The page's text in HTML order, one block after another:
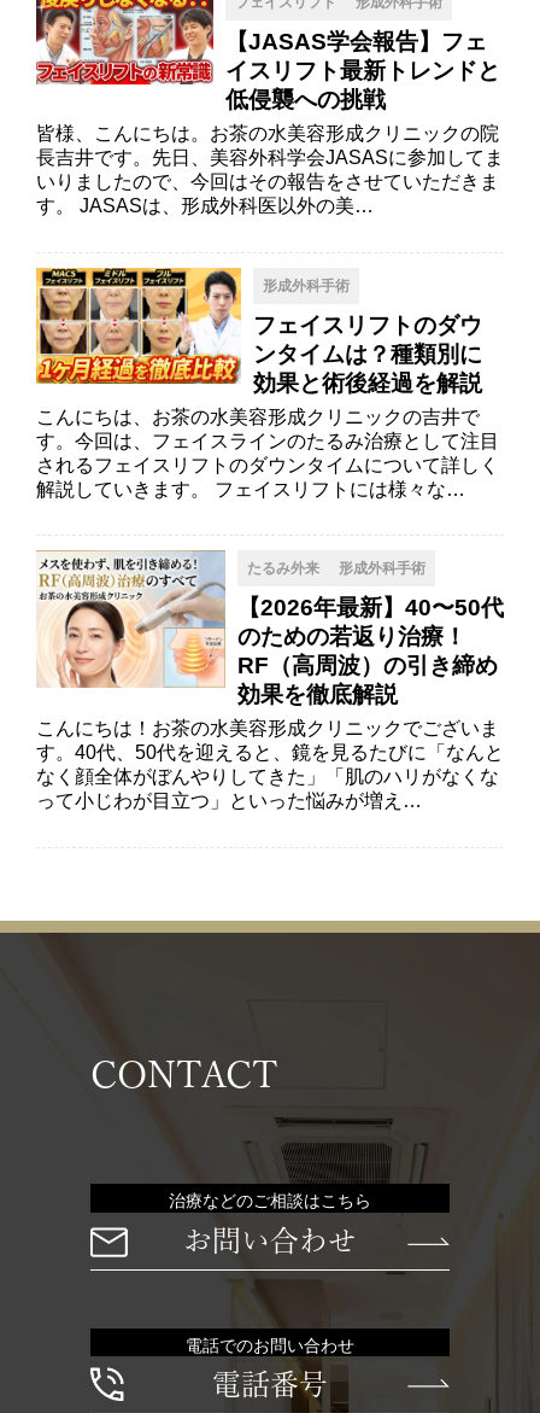
【JASAS学会報告】フェ
イスリフト最新トレンドと
低侵襲への挑戦
皆様、こんにちは。お茶の水美容形成クリニックの院
長吉井です。先日、美容外科学会JASASに参加してま
いりましたので、今回はその報告をさせていただきま
す。 JASASは、形成外科医以外の美…
形成外科手術
フェイスリフトのダウ
ンタイムは？種類別に
効果と術後経過を解説
こんにちは、お茶の水美容形成クリニックの吉井で
す。今回は、フェイスラインのたるみ治療として注目
されるフェイスリフトのダウンタイムについて詳しく
解説していきます。 フェイスリフトには様々な…
たるみ外来 形成外科手術
【2026年最新】40〜50代
のための若返り治療！
RF（高周波）の引き締め
効果を徹底解説
こんにちは！お茶の水美容形成クリニックでございま
す。40代、50代を迎えると、鏡を見るたびに「なんと
なく顔全体がぼんやりしてきた」「肌のハリがなくな
って小じわが目立つ」といった悩みが増え…
CONTACT
治療などのご相談はこちら
お問い合わせ
電話でのお問い合わせ
電話番号